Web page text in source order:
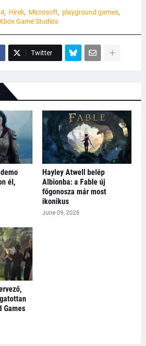
Hírek Microsoft
playground games
Game Studios
Twitter
él,
Hayley Atwell belép
Albionba: a Fable új
főgonosza már most
ikonikus
June 09, 2026
Games